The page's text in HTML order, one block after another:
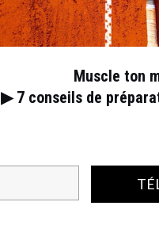
Muscle ton
▶︎ 7 conseils de